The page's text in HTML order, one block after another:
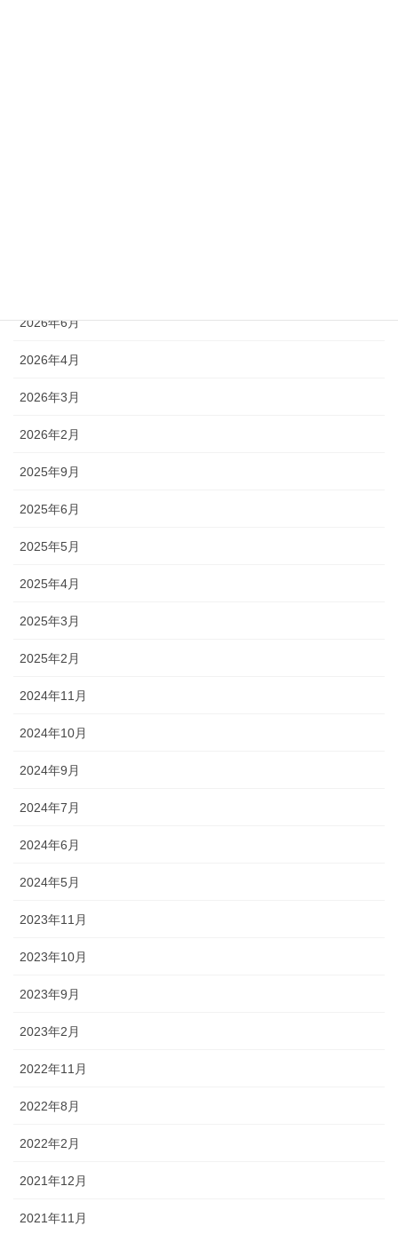
2026年6月
2026年4月
2026年3月
2026年2月
2025年9月
2025年6月
2025年5月
2025年4月
2025年3月
2025年2月
2024年11月
2024年10月
2024年9月
2024年7月
2024年6月
2024年5月
2023年11月
2023年10月
2023年9月
2023年2月
2022年11月
2022年8月
2022年2月
2021年12月
2021年11月